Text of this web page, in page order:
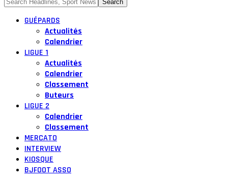
GUÉPARDS
Actualités
Calendrier
LIGUE 1
Actualités
Calendrier
Classement
Buteurs
LIGUE 2
Calendrier
Classement
MERCATO
INTERVIEW
KIOSQUE
BJFOOT ASSO